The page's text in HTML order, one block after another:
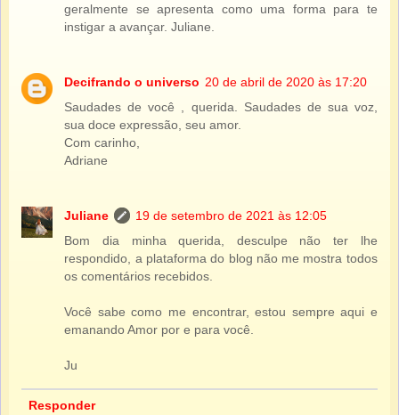
geralmente se apresenta como uma forma para te
instigar a avançar. Juliane.
Decifrando o universo 20 de abril de 2020 às 17:20
Saudades de você , querida. Saudades de sua voz,
sua doce expressão, seu amor.
Com carinho,
Adriane
Juliane
19 de setembro de 2021 às 12:05
Bom dia minha querida, desculpe não ter lhe
respondido, a plataforma do blog não me mostra todos
os comentários recebidos.
Você sabe como me encontrar, estou sempre aqui e
emanando Amor por e para você.
Ju
Responder